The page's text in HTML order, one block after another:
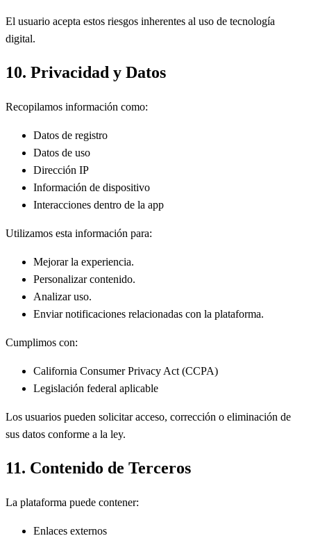
El usuario acepta estos riesgos inherentes al uso de tecnología
digital.
10. Privacidad y Datos
Recopilamos información como:
Datos de registro
Datos de uso
Dirección IP
Información de dispositivo
Interacciones dentro de la app
Utilizamos esta información para:
Mejorar la experiencia.
Personalizar contenido.
Analizar uso.
Enviar notificaciones relacionadas con la plataforma.
Cumplimos con:
California Consumer Privacy Act (CCPA)
Legislación federal aplicable
Los usuarios pueden solicitar acceso, corrección o eliminación de
sus datos conforme a la ley.
11. Contenido de Terceros
La plataforma puede contener:
Enlaces externos